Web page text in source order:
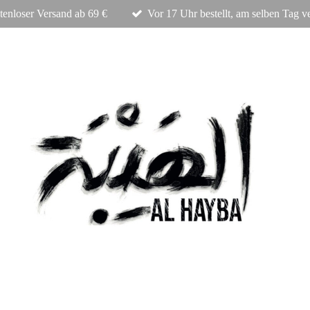
Versand ab 69 € Vor 17 Uhr bestellt, am selben Tag